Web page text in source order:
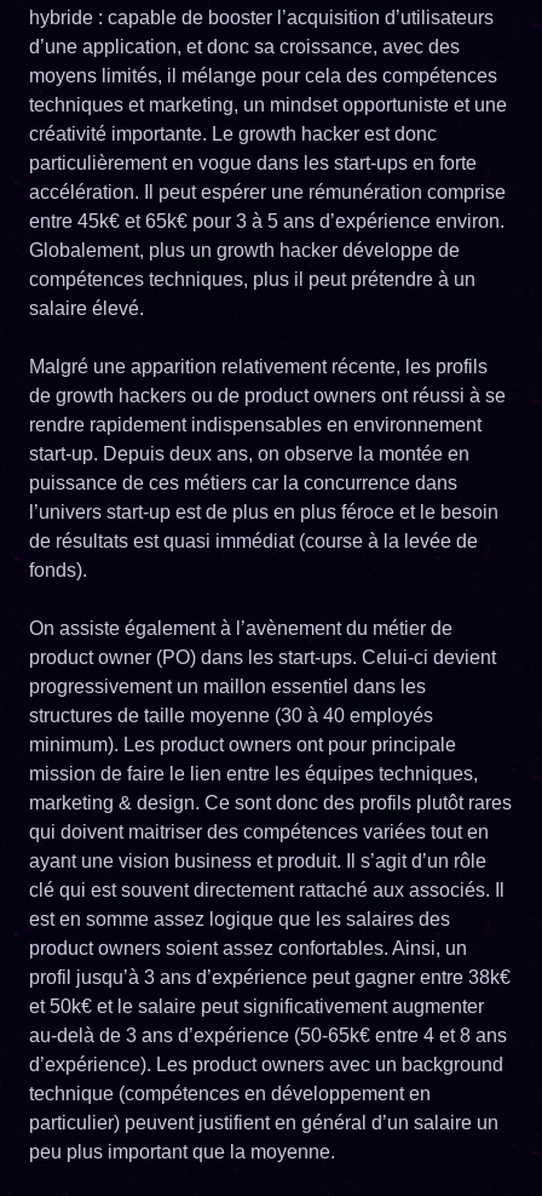
hybride : capable de booster l’acquisition d’utilisateurs
d’une application, et donc sa croissance, avec des
moyens limités, il mélange pour cela des compétences
techniques et marketing, un mindset opportuniste et une
créativité importante. Le growth hacker est donc
particulièrement en vogue dans les start-ups en forte
accélération. Il peut espérer une rémunération comprise
entre 45k€ et 65k€ pour 3 à 5 ans d’expérience environ.
Globalement, plus un growth hacker développe de
compétences techniques, plus il peut prétendre à un
salaire élevé.
Malgré une apparition relativement récente, les profils
de growth hackers ou de product owners ont réussi à se
rendre rapidement indispensables en environnement
start-up. Depuis deux ans, on observe la montée en
puissance de ces métiers car la concurrence dans
l’univers start-up est de plus en plus féroce et le besoin
de résultats est quasi immédiat (course à la levée de
fonds).
On assiste également à l’avènement du métier de
product owner (PO) dans les start-ups. Celui-ci devient
progressivement un maillon essentiel dans les
structures de taille moyenne (30 à 40 employés
minimum). Les product owners ont pour principale
mission de faire le lien entre les équipes techniques,
marketing & design. Ce sont donc des profils plutôt rares
qui doivent maitriser des compétences variées tout en
ayant une vision business et produit. Il s’agit d’un rôle
clé qui est souvent directement rattaché aux associés. Il
est en somme assez logique que les salaires des
product owners soient assez confortables. Ainsi, un
profil jusqu’à 3 ans d’expérience peut gagner entre 38k€
et 50k€ et le salaire peut significativement augmenter
au-delà de 3 ans d’expérience (50-65k€ entre 4 et 8 ans
d’expérience). Les product owners avec un background
technique (compétences en développement en
particulier) peuvent justifient en général d’un salaire un
peu plus important que la moyenne.